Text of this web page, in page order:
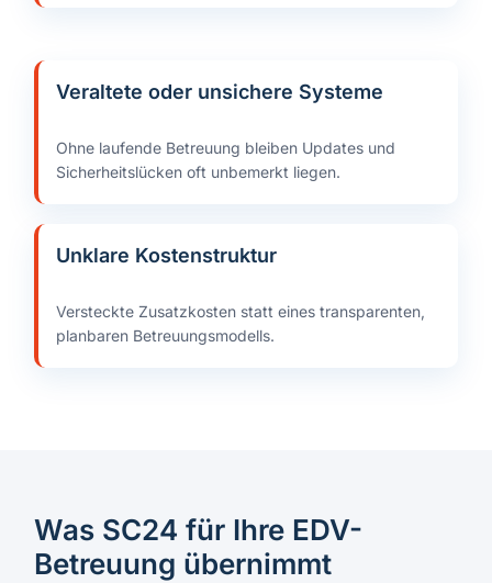
Veraltete oder unsichere Systeme
Ohne laufende Betreuung bleiben Updates und
Sicherheitslücken oft unbemerkt liegen.
Unklare Kostenstruktur
Versteckte Zusatzkosten statt eines transparenten,
planbaren Betreuungsmodells.
Was SC24 für Ihre EDV-
Betreuung übernimmt